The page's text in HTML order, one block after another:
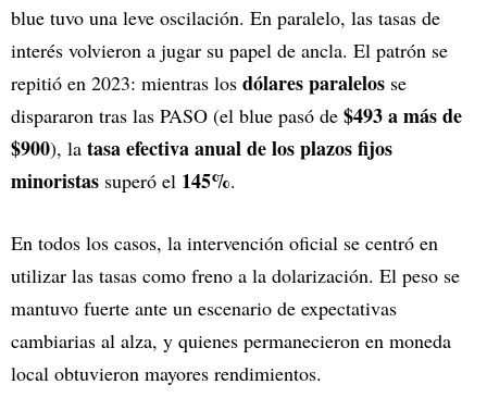
blue tuvo una leve oscilación. En paralelo, las tasas de
interés volvieron a jugar su papel de ancla. El patrón se
repitió en 2023: mientras los dólares paralelos se
dispararon tras las PASO (el blue pasó de $493 a más de
$900), la tasa efectiva anual de los plazos fijos
minoristas superó el 145%.
En todos los casos, la intervención oficial se centró en
utilizar las tasas como freno a la dolarización. El peso se
mantuvo fuerte ante un escenario de expectativas
cambiarias al alza, y quienes permanecieron en moneda
local obtuvieron mayores rendimientos.